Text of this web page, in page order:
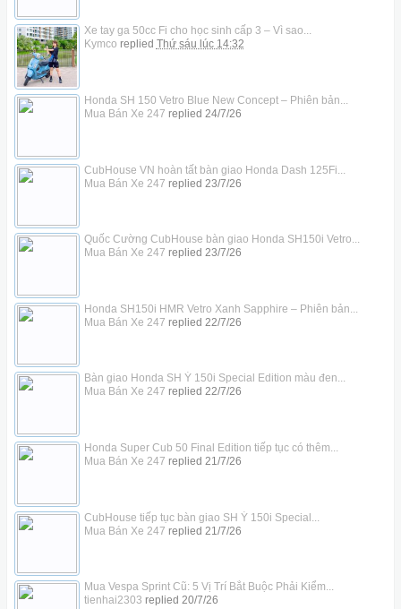
Xe tay ga 50cc Fi cho học sinh cấp 3 – Vì sao...
Kymco replied Thứ sáu lúc 14:32
Honda SH 150 Vetro Blue New Concept – Phiên bản...
Mua Bán Xe 247 replied 24/7/26
CubHouse VN hoàn tất bàn giao Honda Dash 125Fi...
Mua Bán Xe 247 replied 23/7/26
Quốc Cường CubHouse bàn giao Honda SH150i Vetro...
Mua Bán Xe 247 replied 23/7/26
Honda SH150i HMR Vetro Xanh Sapphire – Phiên bản...
Mua Bán Xe 247 replied 22/7/26
Bàn giao Honda SH Ý 150i Special Edition màu đen...
Mua Bán Xe 247 replied 22/7/26
Honda Super Cub 50 Final Edition tiếp tục có thêm...
Mua Bán Xe 247 replied 21/7/26
CubHouse tiếp tục bàn giao SH Ý 150i Special...
Mua Bán Xe 247 replied 21/7/26
Mua Vespa Sprint Cũ: 5 Vị Trí Bắt Buộc Phải Kiểm...
tienhai2303 replied 20/7/26